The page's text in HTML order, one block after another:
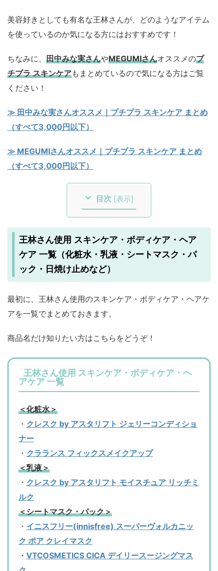
美容好きとしても有名な王林さんが、どのようなアイテム
を使っているのか気になる方にはおすすめです！
ちなみに、 田中みな実さんやMEGUMIさんオススメのプ
チプラ スキンケアもまとめているので気になる方はご覧
ください！
≫ 田中みな実さんオススメ｜プチプラ スキンケア まとめ
（すべて3,000円以下）
≫ MEGUMIさんオススメ｜プチプラ スキンケア まとめ
（すべて3,000円以下）
目次 [表示]
王林さん使用 スキンケア・ボディケア・ヘア
ケア 一覧（化粧水・乳液・シートマスク・パ
ック・日焼け止めなど）
最初に、王林さん使用のスキンケア・ボディケア・ヘアケ
アを一覧でまとめておきます。
商品名だけ知りたい方はこちらをどうぞ！
王林さん使用 スキンケア・ボディケア・ヘ
アケア 一覧
＜化粧水＞
・ クレスク by アスタリフト ジェリーコンディショ
ナー
・ クラランス フィックスメイクアップ
＜乳液＞
・ クレスク by アスタリフト モイスチュア リッチミ
ルク
＜シートマスク・パック＞
・ イニスフリー(innisfree) スーパーヴォルカニッ
ク ポア クレイマスク
・ VTCOSMETICS CICA デイリースージングマス